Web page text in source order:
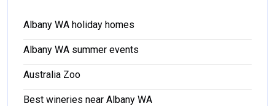
Albany WA holiday homes
Albany WA summer events
Australia Zoo
Best wineries near Albany WA